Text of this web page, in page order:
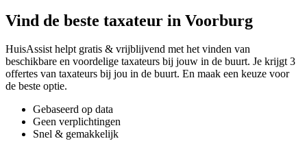
Vind de beste taxateur in Voorburg
HuisAssist helpt gratis & vrijblijvend met het vinden van
beschikbare en voordelige taxateurs bij jouw in de buurt. Je krijgt 3
offertes van taxateurs bij jou in de buurt. En maak een keuze voor
de beste optie.
Gebaseerd op data
Geen verplichtingen
Snel & gemakkelijk